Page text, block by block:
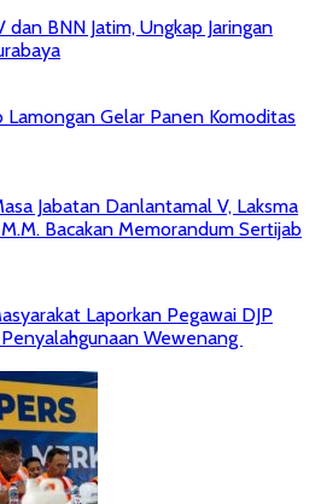
BNN Jatim, Ungkap Jaringan
Lamongan Gelar Panen Komoditas
Jabatan Danlantamal V, Laksma
Bacakan Memorandum Sertijab
Laporkan Pegawai DJP
Wewenang